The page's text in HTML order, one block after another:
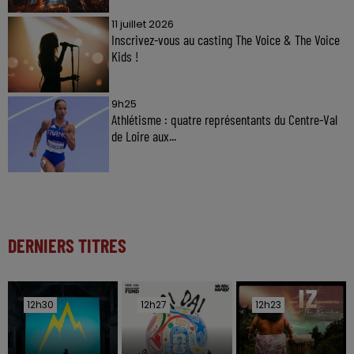
11 juillet 2026
Inscrivez-vous au casting The Voice & The Voice
Kids !
9h25
Athlétisme : quatre représentants du Centre-Val
de Loire aux...
DERNIERS TITRES
12h30
12h30 12h27
12h27 12h23
12h23